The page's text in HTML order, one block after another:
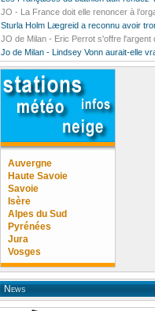
JO - La France doit elle renoncer à
Sturla Holm Lægreid a reconnu avoir
JO de Milan - Eric Perrot s'offre l'argent
Jo de Milan - Lindsey Vonn aurait-elle
Auvergne
Haute Savoie
Savoie
Isère
Alpes du Sud
Pyrénées
Jura
Vosges
News